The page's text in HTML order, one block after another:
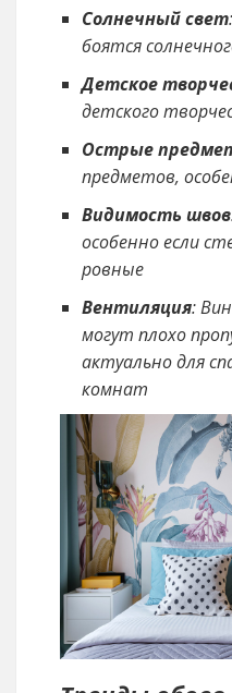
Солнечный свет
боятся
Детское
детского
Острые
предметов,
Видимость швов
особенно если
ровные
Вентиляция:
могут плохо
актуально для
комнат